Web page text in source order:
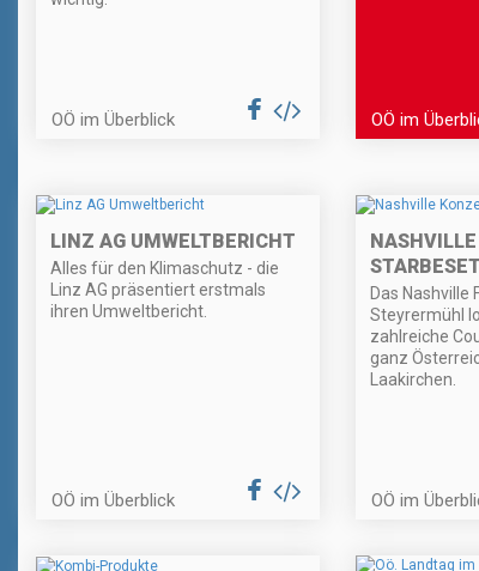
OÖ im Überblick OÖ im
LINZ AG UMWELTBERICHT
Alles für den Klimaschutz - die
Linz AG präsentiert erstmals
ihren Umweltbericht.
OÖ im Überblick
Das Nashville
Steyrermühl
zahlreiche
ganz
Laakirchen.
OÖ im